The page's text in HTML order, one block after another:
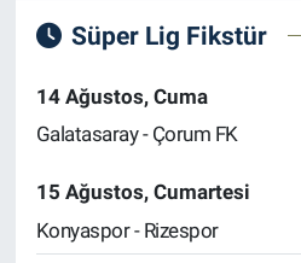
Süper Lig Fikstür
14 Ağustos, Cuma
Galatasaray - Çorum FK
15 Ağustos, Cumartesi
Konyaspor - Rizespor